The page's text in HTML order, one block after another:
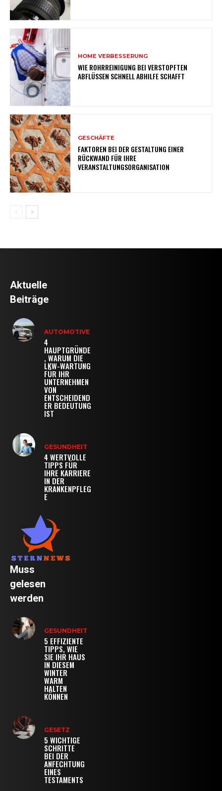
HOME VERBESSERUNG
WIE ROHRREINIGUNG BEI VERSTOPFTEN
ABFLÜSSEN SCHNELL ABHILFE SCHAFFT
GESCHÄFTE
FAKTOREN BEI DER GESTALTUNG EINER
RÜCKWAND FÜR IHRE
VERANSTALTUNGSORGANISATION
Aktuelle
Beiträge
AUTOMOTIVE
4
HAUPTGRÜNDE
, WARUM DIE
LKW-WARTUNG
FÜR IHR
UNTERNEHMEN
VON
ENTSCHEIDEND
ER BEDEUTUNG
IST
GESUNDHEIT
4 WERTVOLLE
TIPPS FÜR
IHRE KARRIERE
IN DER
KRANKENPFLEG
E
Muss
gelesen
werden
GESUNDHEIT
5 EFFIZIENTE
TIPPS, WIE
SIE IHR HAUS
IN DIESEM
WINTER
WARM
HALTEN
KÖNNEN
GESETZ
5 WICHTIGE
SCHRITTE
BEI DER
ANFECHTUNG
EINES
TESTAMENTS